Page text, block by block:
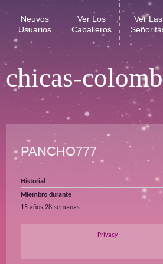
chicas-
Neuvos
Usuarios
Ver Los
Caballeros
Ver Las
PANCHO777
Historial
Miembro durante
15 años 28 semanas
Privacy